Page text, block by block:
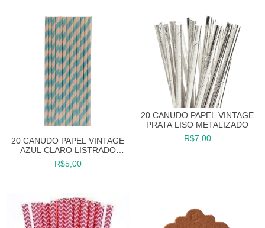
20 CANUDO PAPEL VINTAGE
AZUL CLARO LISTRADO
CANUDINHO
R$5,00
20 CANUDO PAPEL VINTAGE
PRATA LISO METALIZADO
R$7,00